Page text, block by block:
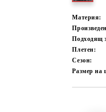
Материя:
Подходящ
Плетен:
Сезон:
Размер на